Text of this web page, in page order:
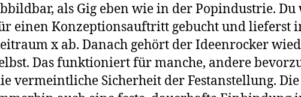
als Gig eben wie in der Popindustrie.
einen Konzeptionsauftritt gebucht und lieferst
x ab. Danach gehört der Ideenrocker
Das funktioniert für manche, andere
vermeintliche Sicherheit der Festanstellung.